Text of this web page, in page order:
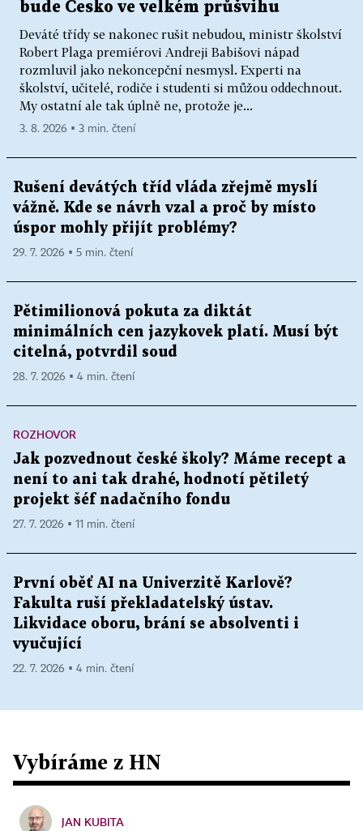
bude Česko ve velkém průšvihu
Deváté třídy se nakonec rušit nebudou, ministr školství
Robert Plaga premiérovi Andreji Babišovi nápad
rozmluvil jako nekoncepční nesmysl. Experti na
školství, učitelé, rodiče i studenti si můžou oddechnout.
My ostatní ale tak úplně ne, protože je...
3. 8. 2026 ▪ 3 min. čtení
Rušení devátých tříd vláda zřejmě myslí
vážně. Kde se návrh vzal a proč by místo
úspor mohly přijít problémy?
29. 7. 2026 ▪ 5 min. čtení
Pětimilionová pokuta za diktát
minimálních cen jazykovek platí. Musí být
citelná, potvrdil soud
28. 7. 2026 ▪ 4 min. čtení
ROZHOVOR
Jak pozvednout české školy? Máme recept a
není to ani tak drahé, hodnotí pětiletý
projekt šéf nadačního fondu
27. 7. 2026 ▪ 11 min. čtení
První oběť AI na Univerzitě Karlově?
Fakulta ruší překladatelský ústav.
Likvidace oboru, brání se absolventi i
vyučující
22. 7. 2026 ▪ 4 min. čtení
Vybíráme z HN
JAN KUBITA